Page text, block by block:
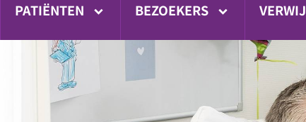
PATIËNTEN BEZOEKERS